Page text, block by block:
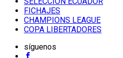
FICHAJES
CHAMPIONS LEAGUE
COPA LIBERTADORES
síguenos